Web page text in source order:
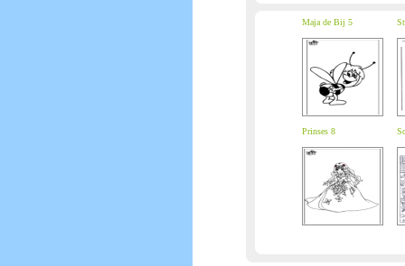
Maja de Bij 5
Prinses 8